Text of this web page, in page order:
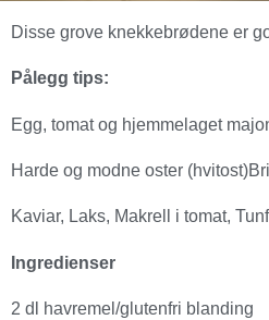
Disse grove knekkebrødene er
Pålegg tips:
Egg, tomat og hjemmelaget
Harde og modne oster
Kaviar, Laks, Makrell i tomat,
Ingredienser
2 dl havremel/glutenfri blanding